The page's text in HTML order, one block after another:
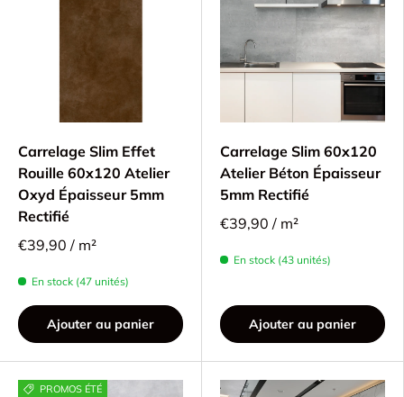
Carrelage Slim Effet
Rouille 60x120 Atelier
Oxyd Épaisseur 5mm
Rectifié
€39,90 / m²
En stock (47 unités)
Ajouter au panier
Carrelage Slim 60x120
Atelier Béton Épaisseur
5mm Rectifié
€39,90 / m²
En stock (43 unités)
Ajouter au panier
PROMOS ÉTÉ